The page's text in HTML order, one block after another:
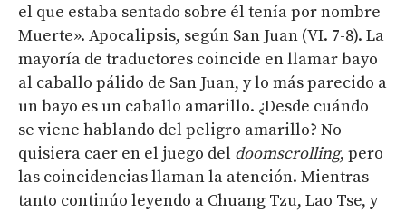
el que estaba sentado sobre él tenía por nombre
Muerte». Apocalipsis, según San Juan (VI. 7-8). La
mayoría de traductores coincide en llamar bayo
al caballo pálido de San Juan, y lo más parecido a
un bayo es un caballo amarillo. ¿Desde cuándo
se viene hablando del peligro amarillo? No
quisiera caer en el juego del doomscrolling, pero
las coincidencias llaman la atención. Mientras
tanto continúo leyendo a Chuang Tzu, Lao Tse, y